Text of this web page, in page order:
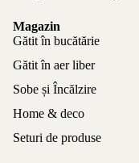
Magazin
Gătit în bucătărie
Gătit în aer liber
Sobe și Încălzire
Home & deco
Seturi de produse